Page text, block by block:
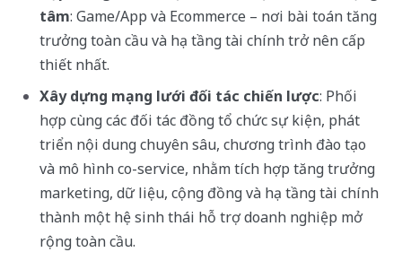
tâm: Game/App và Ecommerce – nơi bài toán tăng
trưởng toàn cầu và hạ tầng tài chính trở nên cấp
thiết nhất.
Xây dựng mạng lưới đối tác chiến lược: Phối
hợp cùng các đối tác đồng tổ chức sự kiện, phát
triển nội dung chuyên sâu, chương trình đào tạo
và mô hình co-service, nhằm tích hợp tăng trưởng
marketing, dữ liệu, cộng đồng và hạ tầng tài chính
thành một hệ sinh thái hỗ trợ doanh nghiệp mở
rộng toàn cầu.